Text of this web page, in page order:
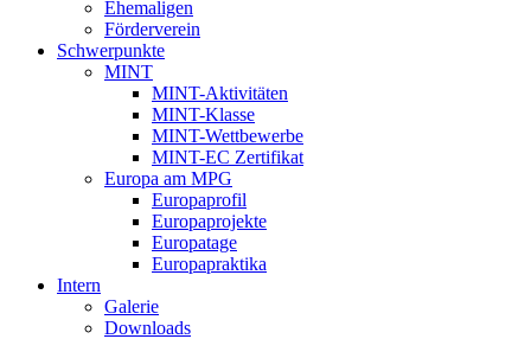
Ehemaligen
Förderverein
Schwerpunkte
MINT
MINT-Aktivitäten
MINT-Klasse
MINT-Wettbewerbe
MINT-EC Zertifikat
Europa am MPG
Europaprofil
Europaprojekte
Europatage
Europapraktika
Intern
Galerie
Downloads